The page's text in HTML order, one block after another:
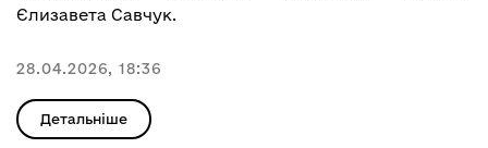
Єлизавета Савчук.
28.04.2026, 18:36
Детальніше